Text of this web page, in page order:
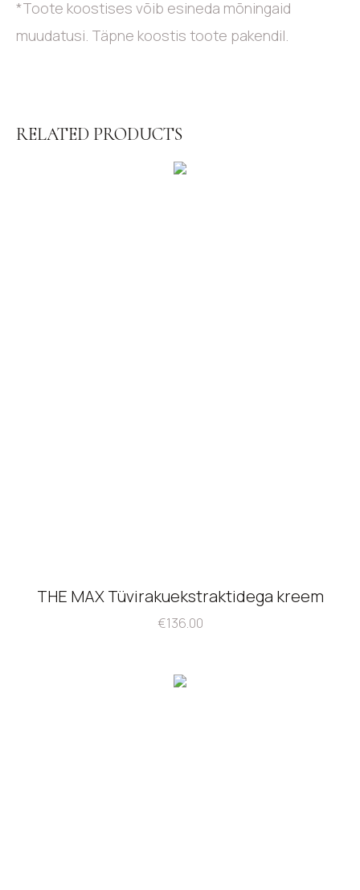
*Toote koostises võib esineda mõningaid
muudatusi. Täpne koostis toote pakendil.
RELATED PRODUCTS
THE MAX Tüvirakuekstraktidega kreem
€136.00